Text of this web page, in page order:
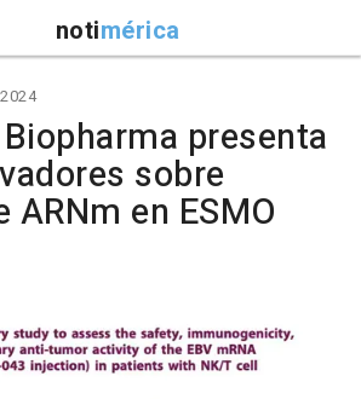
notimérica
presenta
sobre
ARNm en ESMO